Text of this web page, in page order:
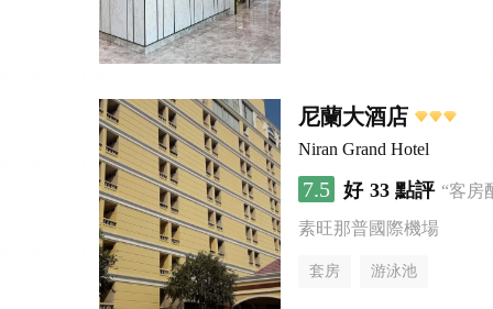
尼蘭大酒店
Niran Grand Hotel
7.5 好 33 點評 “客房
素旺那普國際機場
套房 游泳池